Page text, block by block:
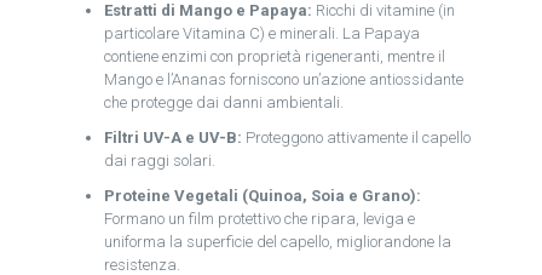
Estratti di Mango e Papaya: Ricchi di vitamine (in
particolare Vitamina C) e minerali. La Papaya
contiene enzimi con proprietà rigeneranti, mentre il
Mango e l’Ananas forniscono un’azione antiossidante
che protegge dai danni ambientali.
Filtri UV-A e UV-B: Proteggono attivamente il capello
dai raggi solari.
Proteine Vegetali (Quinoa, Soia e Grano):
Formano un film protettivo che ripara, leviga e
uniforma la superficie del capello, migliorandone la
resistenza.